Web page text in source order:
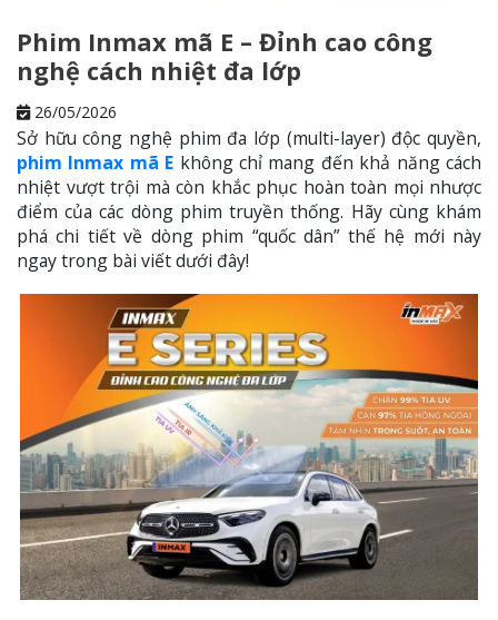
Phim Inmax mã E – Đỉnh cao công
nghệ cách nhiệt đa lớp
26/05/2026
Sở hữu công nghệ phim đa lớp (multi-layer) độc quyền,
phim Inmax mã E không chỉ mang đến khả năng cách
nhiệt vượt trội mà còn khắc phục hoàn toàn mọi nhược
điểm của các dòng phim truyền thống. Hãy cùng khám
phá chi tiết về dòng phim “quốc dân” thế hệ mới này
ngay trong bài viết dưới đây!